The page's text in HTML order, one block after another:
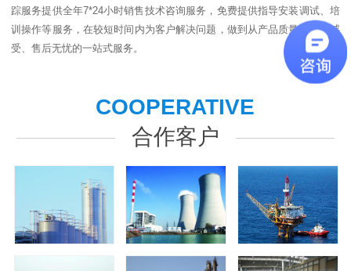
踪服务提供全年7*24小时销售技术咨询服务，免费提供指导安装调试、培
训操作等服务，在较短时间内为客户解决问题，做到从产品质量、客户感
受、售后无忧的一站式服务。
COOPERATIVE
合作客户